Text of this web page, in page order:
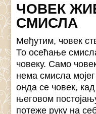
ЧОВЕК
СМИСЛА
Међутим, човек
То осећање
човеку. Само
нема смисла
онда се човек,
његовом
потеже руку на